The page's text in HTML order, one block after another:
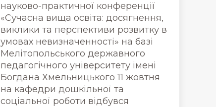
науково-практичної конференції
«Сучасна вища освіта: досягнення,
виклики та перспективи розвитку в
умовах невизначенності» на базі
Мелітопольського державного
педагогічного університету імені
Богдана Хмельницького 11 жовтня
на кафедри дошкільної та
соціальної роботи відбувся